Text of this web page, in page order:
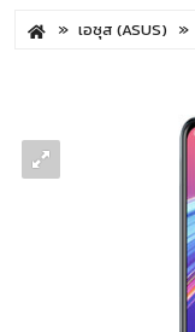
เอซุส (ASUS)